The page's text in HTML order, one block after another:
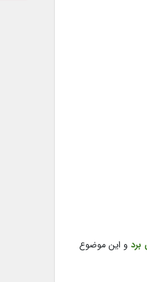
برد و این موضوع